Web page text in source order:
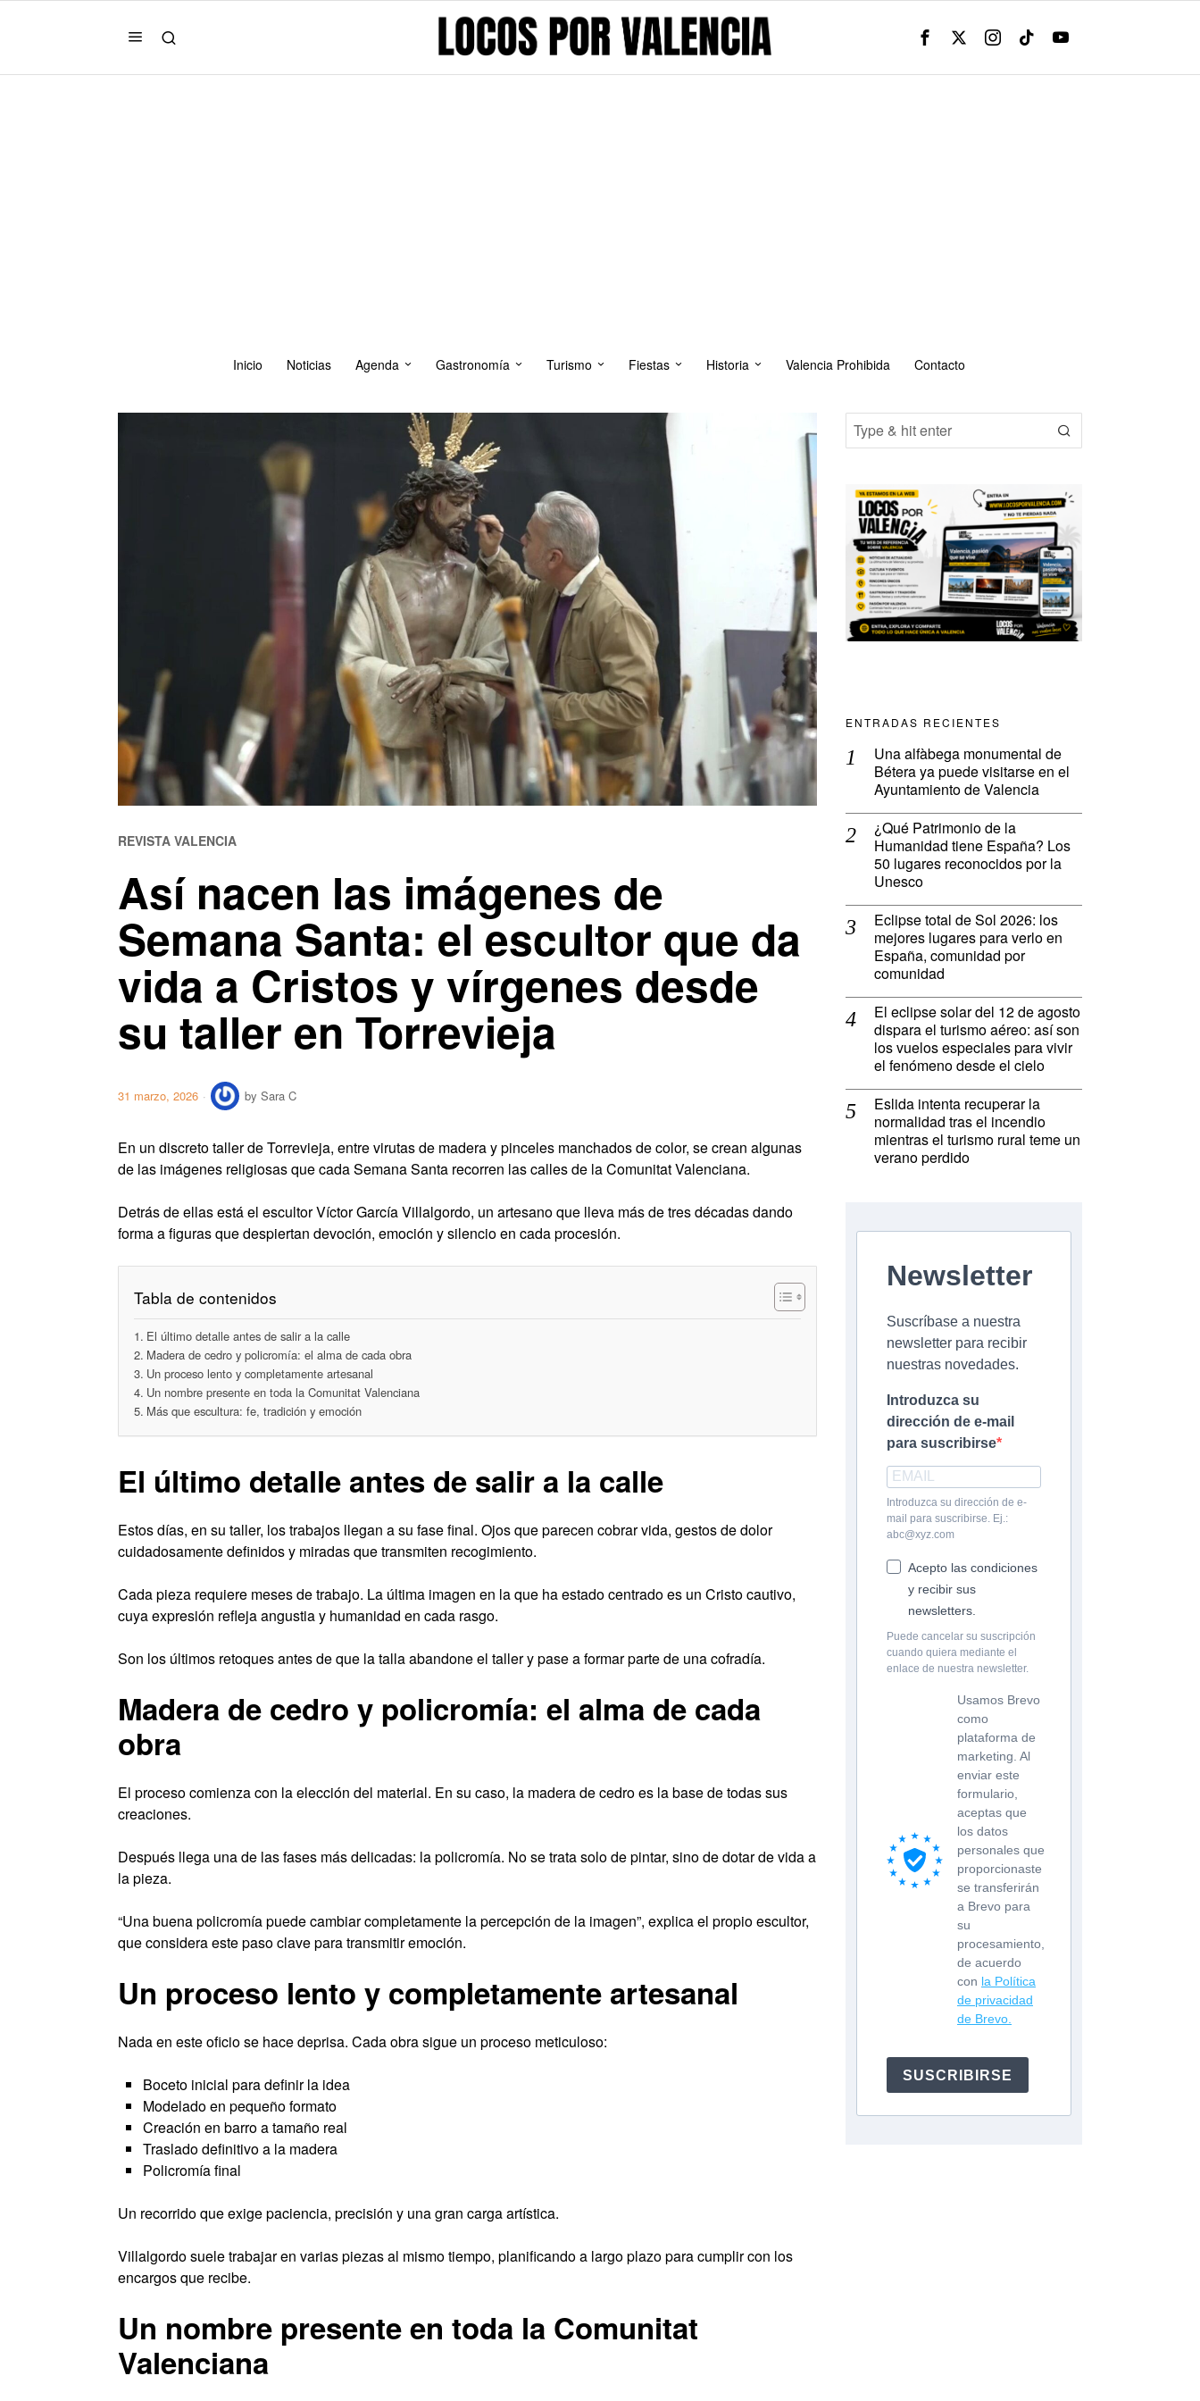
Inicio Noticias Agenda Gastronomía Turismo Fiestas Historia Valencia Prohibida Contacto
REVISTA VALENCIA
Así nacen las imágenes de
Semana Santa: el escultor que da
vida a Cristos y vírgenes desde
su taller en Torrevieja
31 marzo, 2026 by Sara C
En un discreto taller de Torrevieja, entre virutas de madera y pinceles manchados de color, se crean algunas
de las imágenes religiosas que cada Semana Santa recorren las calles de la Comunitat Valenciana.
Detrás de ellas está el escultor Víctor García Villalgordo, un artesano que lleva más de tres décadas dando
forma a figuras que despiertan devoción, emoción y silencio en cada procesión.
Tabla de contenidos
El último detalle antes de salir a la calle
Madera de cedro y policromía: el alma de cada obra
Un proceso lento y completamente artesanal
Un nombre presente en toda la Comunitat Valenciana
Más que escultura: fe, tradición y emoción
El último detalle antes de salir a la calle
Estos días, en su taller, los trabajos llegan a su fase final. Ojos que parecen cobrar vida, gestos de dolor
cuidadosamente definidos y miradas que transmiten recogimiento.
Cada pieza requiere meses de trabajo. La última imagen en la que ha estado centrado es un Cristo cautivo,
cuya expresión refleja angustia y humanidad en cada rasgo.
Son los últimos retoques antes de que la talla abandone el taller y pase a formar parte de una cofradía.
Madera de cedro y policromía: el alma de cada
obra
El proceso comienza con la elección del material. En su caso, la madera de cedro es la base de todas sus
creaciones.
Después llega una de las fases más delicadas: la policromía. No se trata solo de pintar, sino de dotar de vida a
la pieza.
“Una buena policromía puede cambiar completamente la percepción de la imagen”, explica el propio escultor,
que considera este paso clave para transmitir emoción.
Un proceso lento y completamente artesanal
Nada en este oficio se hace deprisa. Cada obra sigue un proceso meticuloso:
Boceto inicial para definir la idea
Modelado en pequeño formato
Creación en barro a tamaño real
Traslado definitivo a la madera
Policromía final
Un recorrido que exige paciencia, precisión y una gran carga artística.
Villalgordo suele trabajar en varias piezas al mismo tiempo, planificando a largo plazo para cumplir con los
encargos que recibe.
Un nombre presente en toda la Comunitat
Valenciana
ENTRADAS RECIENTES
Una alfàbega monumental de
Bétera ya puede visitarse en el
Ayuntamiento de Valencia
¿Qué Patrimonio de la
Humanidad tiene España? Los
50 lugares reconocidos por la
Unesco
Eclipse total de Sol 2026: los
mejores lugares para verlo en
España, comunidad por
comunidad
El eclipse solar del 12 de agosto
dispara el turismo aéreo: así son
los vuelos especiales para vivir
el fenómeno desde el cielo
Eslida intenta recuperar la
normalidad tras el incendio
mientras el turismo rural teme un
verano perdido
Newsletter
Suscríbase a nuestra
newsletter para recibir
nuestras novedades.
Introduzca su
dirección de e-mail
para suscribirse
Introduzca su dirección de e-
mail para suscribirse. Ej.:
abc@xyz.com
Acepto las condiciones
y recibir sus
newsletters.
Puede cancelar su suscripción
cuando quiera mediante el
enlace de nuestra newsletter.
Usamos Brevo
como
plataforma de
marketing. Al
enviar este
formulario,
aceptas que
los datos
personales que
proporcionaste
se transferirán
a Brevo para
su
procesamiento,
de acuerdo
con la Política
de privacidad
de Brevo.
SUSCRIBIRSE